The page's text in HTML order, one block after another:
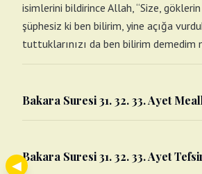
isimlerini bildirince Allah, “Size, göklerin
şüphesiz ki ben bilirim, yine açığa
tuttuklarınızı da ben bilirim demedim
Bakara Suresi 31. 32. 33. Ayet
Bakara Suresi 31. 32. 33. Ayet
◀